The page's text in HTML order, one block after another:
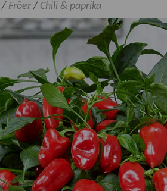
/ Fröer/ Chili & paprika